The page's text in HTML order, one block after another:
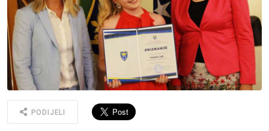
PODIJELI